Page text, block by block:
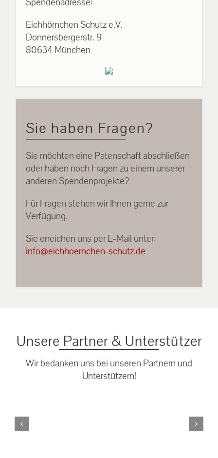
Eichhörnchen Schutz e.V.
Donnersbergerstr. 9
80634 München
Sie haben Fragen?
Sie möchten eine Patenschaft abschließen
oder haben noch Fragen zu einem unserer
anderen Spendenprojekte?
Für Fragen stehen wir Ihnen gerne zur
Verfügung.
Sie erreichen uns per E-Mail unter:
info@eichhoernchen-schutz.de
Unsere Partner & Unterstützer
Wir bedanken uns bei unseren Partnern und
Unterstützern!